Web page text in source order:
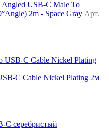
USB-C Male To
2m - Space Gray Арт.
C Cable Nickel Plating 2м